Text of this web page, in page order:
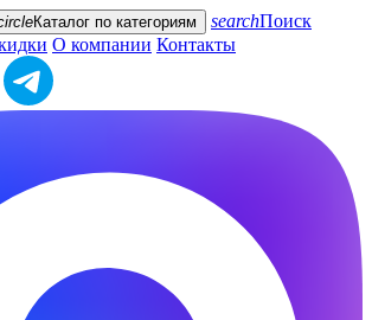
Каталог по категориям searchПоиск
О компании Контакты